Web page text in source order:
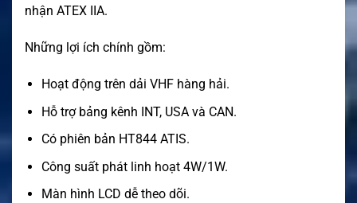
nhận ATEX IIA.
Những lợi ích chính gồm:
Hoạt động trên dải VHF hàng hải.
Hỗ trợ bảng kênh INT, USA và CAN.
Có phiên bản HT844 ATIS.
Công suất phát linh hoạt 4W/1W.
Màn hình LCD dễ theo dõi.